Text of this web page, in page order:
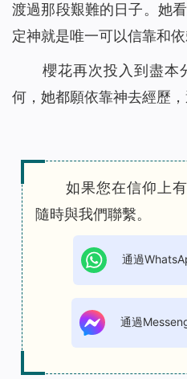
渡過那段艱難的日子。她
定神就是唯一可以信靠和依
櫻花再次投入到盡本
何，她都願依靠神去經歷，
如果您在信仰上
隨時與我們聯繫。
通過
通過